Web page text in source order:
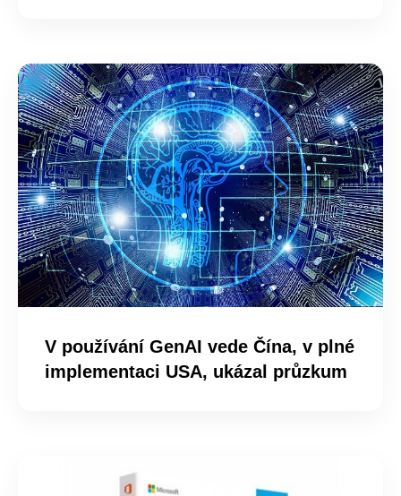
V používání GenAI vede Čína, v plné
implementaci USA, ukázal průzkum